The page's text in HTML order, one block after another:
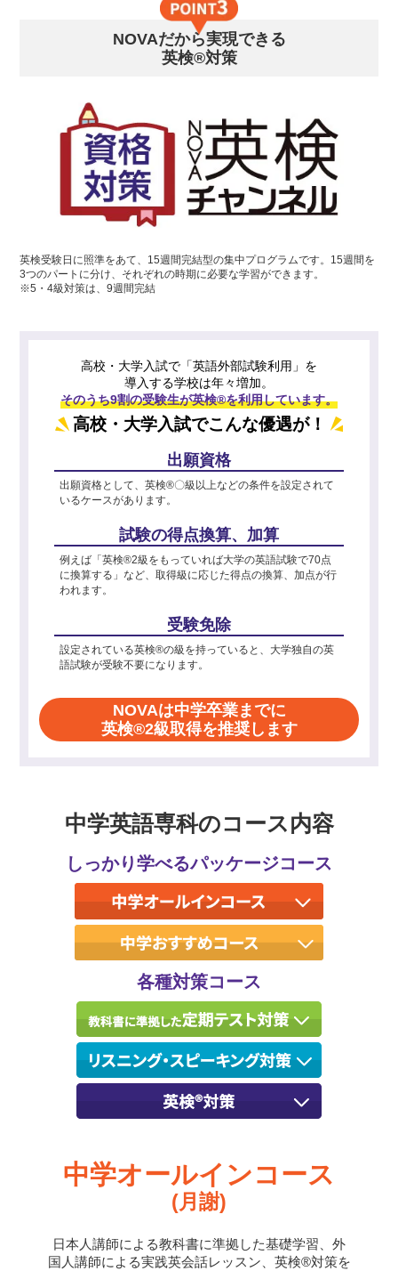
NOVAだから実現できる
英検®対策
英検受験日に照準をあて、15週間完結型の集中プログラムです。15週間を
3つのパートに分け、それぞれの時期に必要な学習ができます。
※5・4級対策は、9週間完結
高校・大学入試で「英語外部試験利用」を
導入する学校は年々増加。
そのうち9割の受験生が英検®を利用しています。
高校・大学入試でこんな優遇が！
出願資格
出願資格として、英検®〇級以上などの条件を設定されて
いるケースがあります。
試験の得点換算、加算
例えば「英検®2級をもっていれば大学の英語試験で70点
に換算する」など、取得級に応じた得点の換算、加点が行
われます。
受験免除
設定されている英検®の級を持っていると、大学独自の英
語試験が受験不要になります。
NOVAは中学卒業までに
英検®2級取得を推奨します
中学英語専科のコース内容
しっかり学べるパッケージコース
各種対策コース
中学オールインコース
(月謝)
日本人講師による教科書に準拠した基礎学習、外
国人講師による実践英会話レッスン、英検®対策を